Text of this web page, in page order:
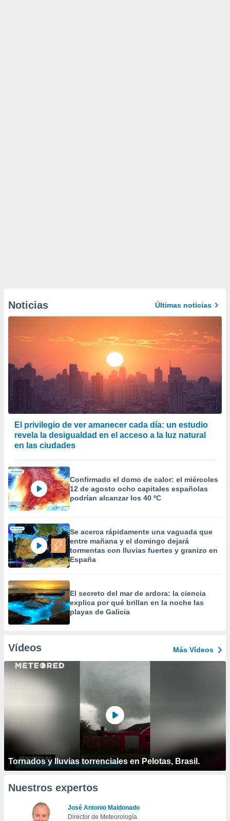
Noticias Últimas noticias
El privilegio de ver amanecer cada día: un estudio
revela la desigualdad en el acceso a la luz natural
en las ciudades
Confirmado el domo de calor: el miércoles
12 de agosto ocho capitales españolas
podrían alcanzar los 40 ºC
Se acerca rápidamente una vaguada que
entre mañana y el domingo dejará
tormentas con lluvias fuertes y granizo en
España
El secreto del mar de ardora: la ciencia
explica por qué brillan en la noche las
playas de Galicia
Vídeos Más Vídeos
Tornados y lluvias torrenciales en Pelotas, Brasil.
Nuestros expertos
José Antonio Maldonado
Director de Meteorología